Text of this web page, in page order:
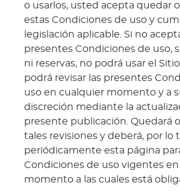
o usarlos, usted acepta quedar
estas Condiciones de uso y
legislación aplicable. Si no
presentes Condiciones de uso,
ni reservas, no podrá usar el
podrá revisar las presentes
uso en cualquier momento y a
discreción mediante la
presente publicación. Quedará
tales revisiones y deberá, por lo
periódicamente esta página
Condiciones de uso vigentes en
momento a las cuales está